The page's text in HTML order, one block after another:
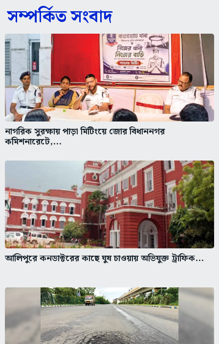
সম্পর্কিত সংবাদ
নাগরিক সুরক্ষায় পাড়া মিটিংয়ে জোর বিধাননগর
কমিশনারেটে,...
আলিপুরে কনডাক্টরের কাছে ঘুষ চাওয়ায় অভিযুক্ত ট্রাফিক...